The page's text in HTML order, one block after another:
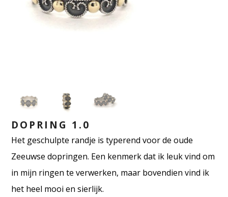
DOPRING 1.0
Het geschulpte randje is typerend voor de oude
Zeeuwse dopringen. Een kenmerk dat ik leuk vind om
in mijn ringen te verwerken, maar bovendien vind ik
het heel mooi en sierlijk.